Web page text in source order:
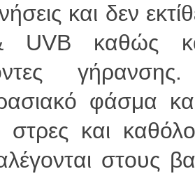
και δεν
UVB καθώς
φάσμα
στρες και
στους